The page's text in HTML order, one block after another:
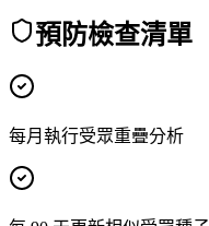
預防檢查清單
每月執行受眾重疊分析